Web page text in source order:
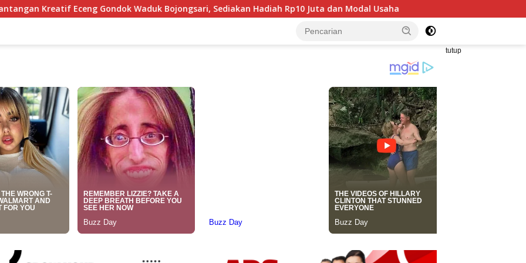
Waduk Bojongsari, Sediakan Hadiah Rp10 Juta dan Modal Usaha Mahasiswa Taiwan Gelar Pengabdian
tutup